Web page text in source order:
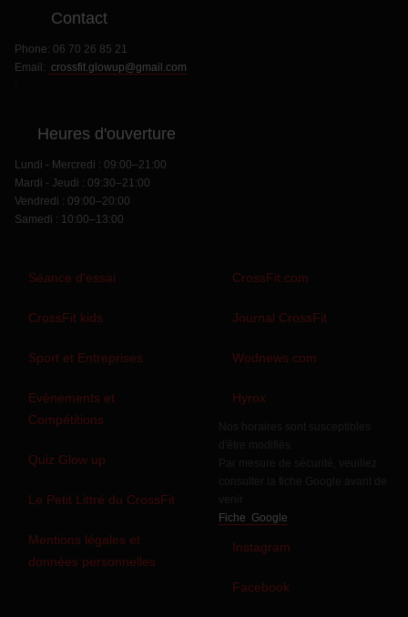
Contact
Phone: 06 70 26 85 21
Email: crossfit.glowup@gmail.com
Heures d'ouverture
Lundi - Mercredi : 09:00–21:00
Mardi - Jeudi : 09:30–21:00
Vendredi : 09:00–20:00
Samedi : 10:00–13:00
Séance d'essai
CrossFit kids
Sport et Entreprises
Evènements et
Compétitions
Quiz Glow up
Le Petit Littré du CrossFit
Mentions légales et
données personnelles
CrossFit.com
Journal CrossFit
Wodnews.com
Hyrox
Fiche Google
Instagram
Facebook